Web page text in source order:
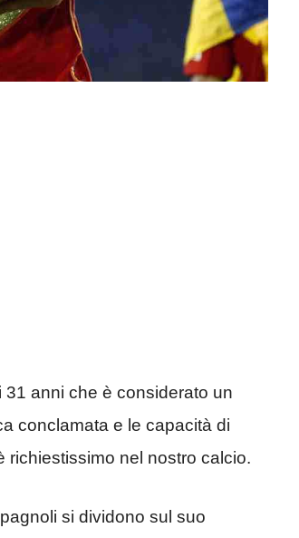
31 anni che è considerato un
conclamata e le capacità di
nel nostro calcio.
si dividono sul suo